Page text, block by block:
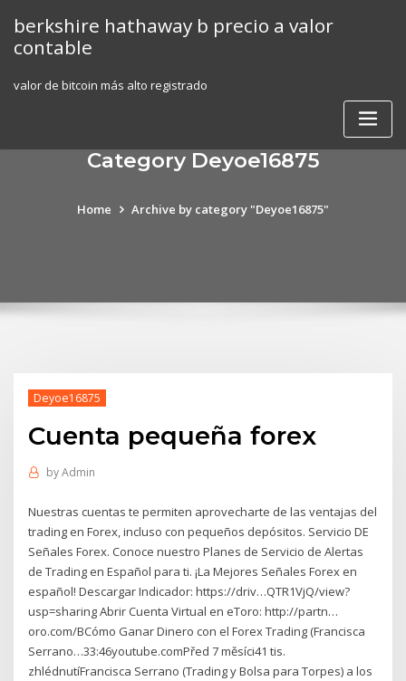
content
berkshire hathaway b precio a valor
contable
valor de bitcoin más alto registrado
Category Deyoe16875
Home Archive by category "Deyoe16875"
Deyoe16875
Cuenta pequeña forex
byAdmin
Nuestras cuentas te permiten aprovecharte de las ventajas del
trading en Forex, incluso con pequeños depósitos. Servicio DE
Señales Forex. Conoce nuestro Planes de Servicio de Alertas
de Trading en Español para ti. ¡La Mejores Señales Forex en
español! Descargar Indicador: https://driv…QTR1VjQ/view?
usp=sharing Abrir Cuenta Virtual en eToro: http://partn…
oro.com/BCómo Ganar Dinero con el Forex Trading (Francisca
Serrano…33:46youtube.comPřed 7 měsíci41 tis.
zhlédnutíFrancisca Serrano (Trading y Bolsa para Torpes) a los